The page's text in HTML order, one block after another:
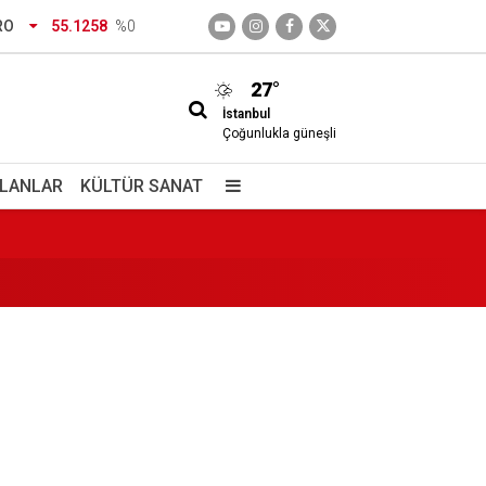
55.1258 %0
27°
İstanbul
Çoğunlukla güneşli
KÜLTÜR SANAT